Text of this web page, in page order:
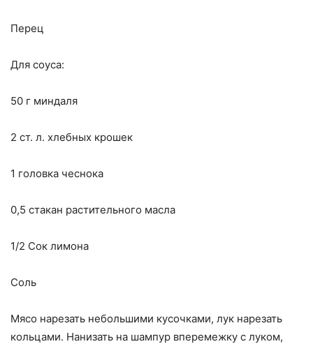
Перец
Для соуса:
50 г миндаля
2 ст. л. хлебных крошек
1 головка чеснока
0,5 стакан растительного масла
1/2 Сок лимона
Соль
Мясо нарезать небольшими кусочками, лук нарезать
кольцами. Нанизать на шампур вперемежку с луком,